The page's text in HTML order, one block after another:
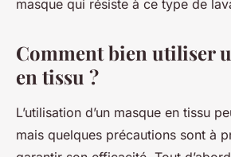
masque qui résiste à ce type de
Comment bien utiliser
en tissu ?
L’utilisation d’un masque en tissu
mais quelques précautions sont à